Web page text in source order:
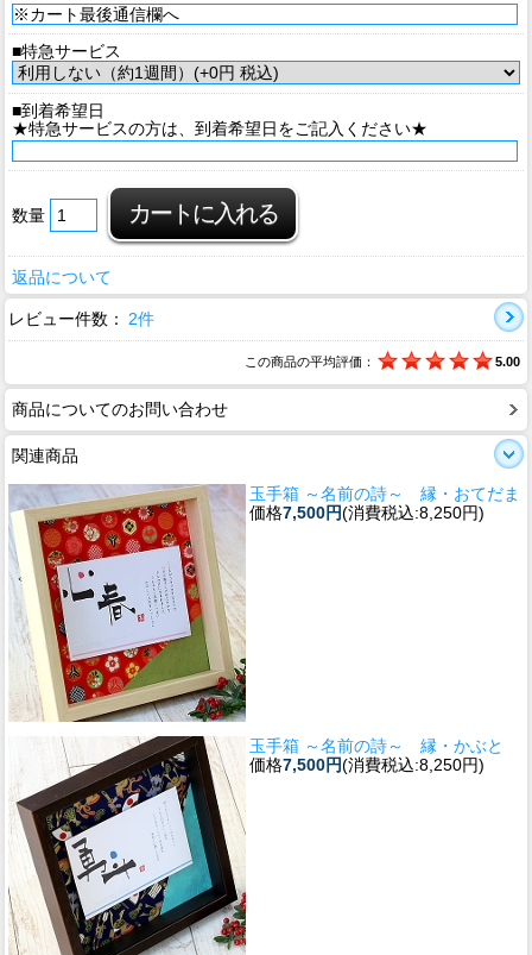
■特急サービス
■到着希望日
★特急サービスの方は、到着希望日をご記入ください★
数量
返品について
レビュー件数： 2件
この商品の平均評価： 5.00
商品についてのお問い合わせ
関連商品
玉手箱 ～名前の詩～ 縁・おてだま
価格7,500円(消費税込:8,250円)
玉手箱 ～名前の詩～ 縁・かぶと
価格7,500円(消費税込:8,250円)